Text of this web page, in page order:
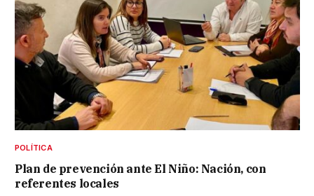
POLÍTICA
Plan de prevención ante El Niño: Nación, con
referentes locales